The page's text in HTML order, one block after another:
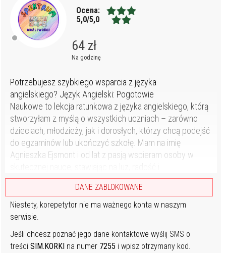
Ocena:
5,0/5,0
64 zł
Na godzinę
Potrzebujesz szybkiego wsparcia z języka
angielskiego? Język Angielski: Pogotowie
Naukowe to lekcja ratunkowa z języka angielskiego, którą
stworzyłam z myślą o wszystkich uczniach – zarówno
dzieciach, młodzieży, jak i dorosłych, którzy chcą podejść
do egzaminów lub ukończyć szkołę. Mam na imię
Agnieszka Ejsmont i od lat z pasją wspieram osoby w
DANE ZABLOKOWANE
Niestety, korepetytor nie ma ważnego konta w naszym
serwisie.
Jeśli chcesz poznać jego dane kontaktowe wyślij SMS o
treściSIM.KORKI na numer 7255 i wpisz otrzymany kod.